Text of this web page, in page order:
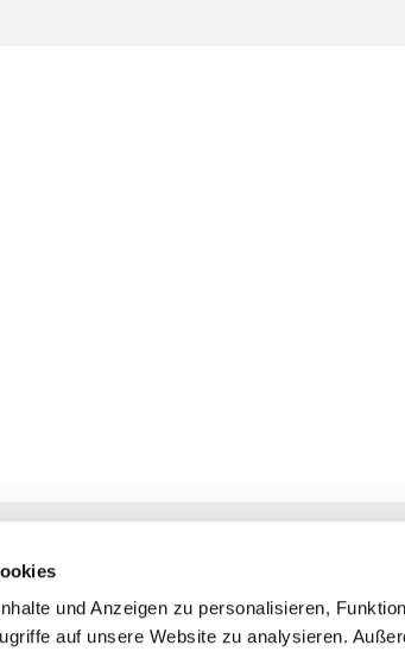
und Anzeigen zu personalisieren,
auf unsere Website zu analysieren.
Veranstaltungen